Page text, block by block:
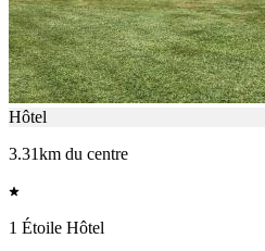
Hôtel
3.31km du centre
1 Étoile Hôtel